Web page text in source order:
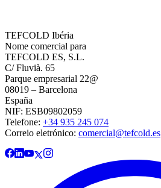
TEFCOLD Ibéria
Nome comercial para
TEFCOLD ES, S.L.
C/ Fluvià. 65
Parque empresarial 22@
08019 – Barcelona
España
NIF: ESB09802059
Telefone: +34 935 245 074
Correio eletrónico: comercial@tefcold.es